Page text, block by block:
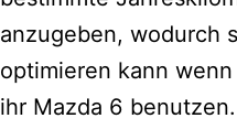
anzugeben, wodurch
optimieren kann
ihr Mazda 6